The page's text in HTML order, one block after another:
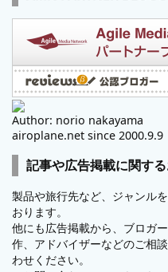
Author: norio nakayama
airoplane.net since 2000.9.9
記事や広告掲載に関す
製品や旅行先など、ジャンル
おります。
他にも広告掲載から、ブロガ
作、アドバイザーなどのご相
わせください。